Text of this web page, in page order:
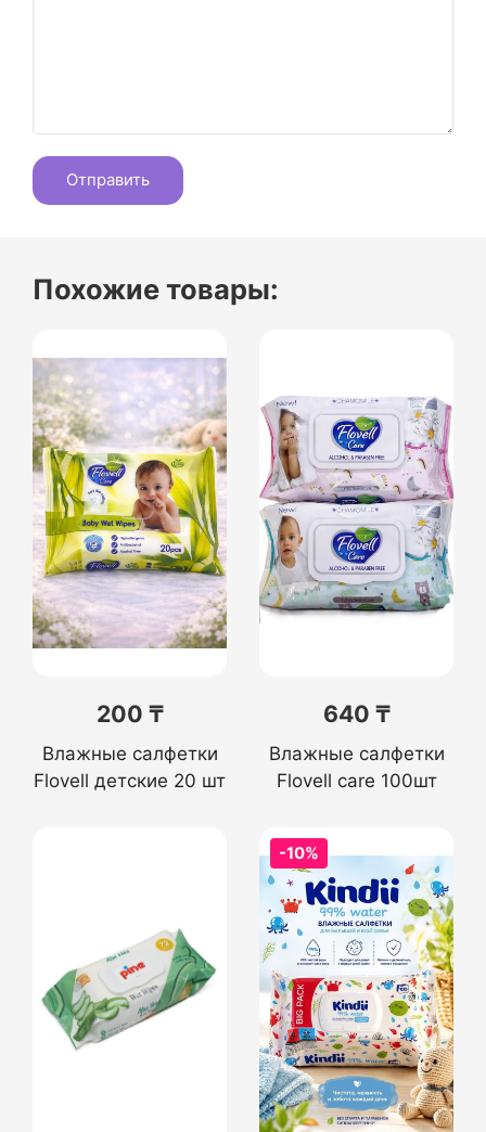
Похожие товары:
200 ₸
Влажные салфетки
Flovell детские 20 шт
640 ₸
Влажные салфетки
Flovell care 100шт
-10%